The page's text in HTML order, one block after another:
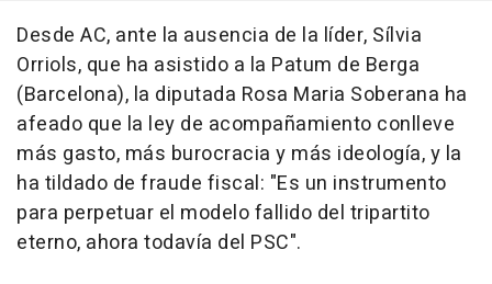
Desde AC, ante la ausencia de la líder, Sílvia
Orriols, que ha asistido a la Patum de Berga
(Barcelona), la diputada Rosa Maria Soberana ha
afeado que la ley de acompañamiento conlleve
más gasto, más burocracia y más ideología, y la
ha tildado de fraude fiscal: "Es un instrumento
para perpetuar el modelo fallido del tripartito
eterno, ahora todavía del PSC".